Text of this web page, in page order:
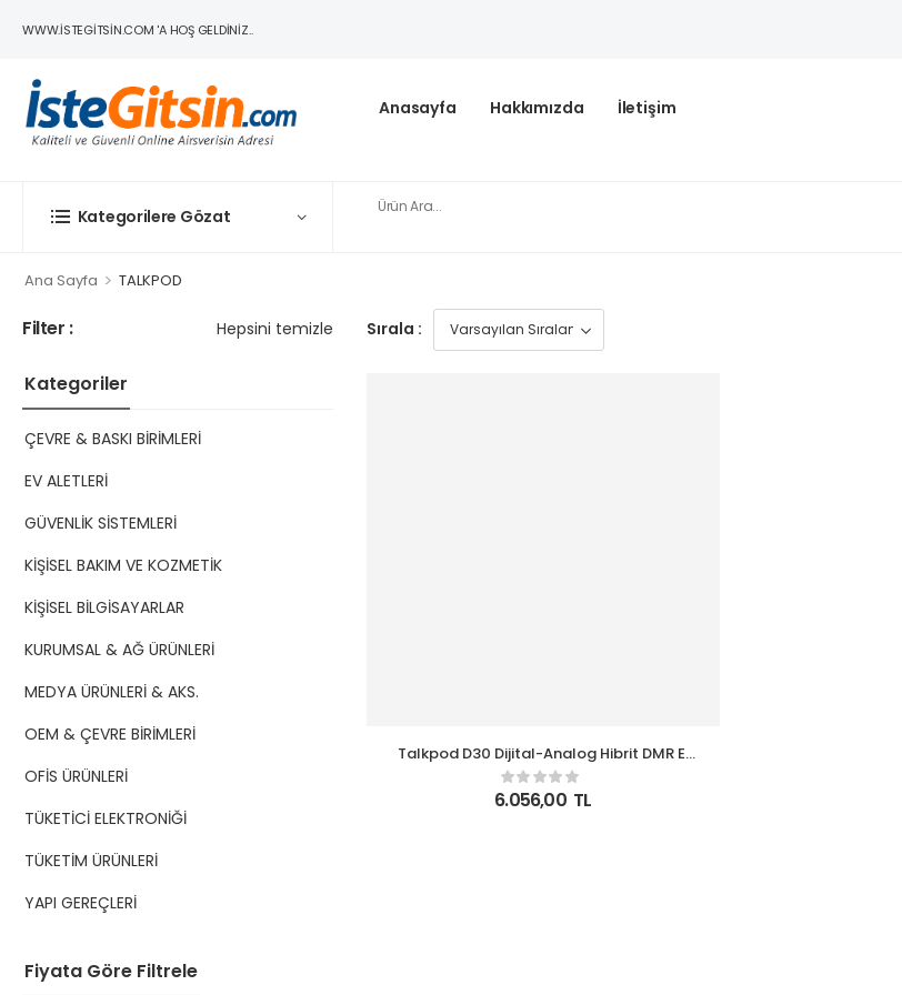
WWW.ISTEGITSIN.COM 'A HOŞ GELDINIZ..
Anasayfa Hakkımızda İletişim
Kategorilere Gözat
Ana Sayfa > TALKPOD
Filter : Hepsini temizle
Kategoriler
ÇEVRE & BASKI BİRİMLERİ
EV ALETLERİ
GÜVENLİK SİSTEMLERİ
KİŞİSEL BAKIM VE KOZMETİK
KİŞİSEL BİLGİSAYARLAR
KURUMSAL & AĞ ÜRÜNLERİ
MEDYA ÜRÜNLERİ & AKS.
OEM & ÇEVRE BİRİMLERİ
OFİS ÜRÜNLERİ
TÜKETİCİ ELEKTRONİĞİ
TÜKETİM ÜRÜNLERİ
YAPI GEREÇLERİ
Fiyata Göre Filtrele
Sırala :
Talkpod D30 Dijital-Analog Hibrit DMR El
Telsizi Pmr Tekli Paket
6.056,00 TL